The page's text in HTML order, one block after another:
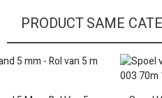
PRODUCT SAME